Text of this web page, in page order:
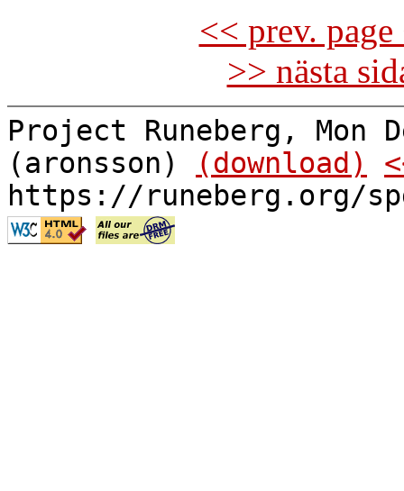
<< prev.
>> nästa
Project Runeberg, Mon
(aronsson)
(download)
https://runeberg.org/